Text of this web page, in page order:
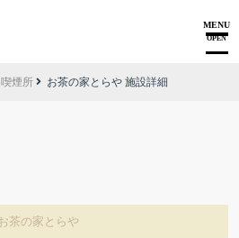
MENU
OPEN
煙所 お茶の家とらや 施設詳細
茶の家とらや